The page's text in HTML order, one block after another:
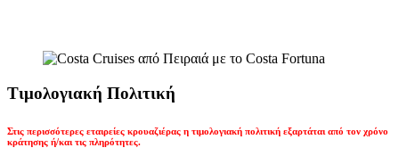
Τιμολογιακή Πολιτική
Στις περισσότερες εταιρείες κρουαζιέρας η τιμολογιακή πολιτική εξαρτάται από τον χρόνο
κράτησης ή/και τις πληρότητες.